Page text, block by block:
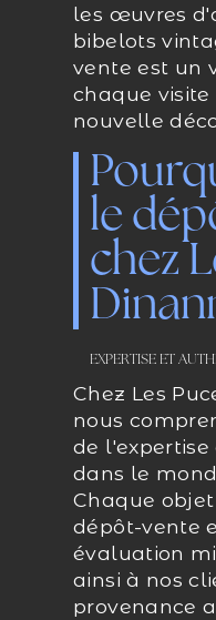
les œuvres
bibelots
vente est un
chaque visite
nouvelle
le
chez
EXPERTISE ET
Chez Les
nous
de
dans le
Chaque
dépôt-vente
évaluation
ainsi à nos
provenance